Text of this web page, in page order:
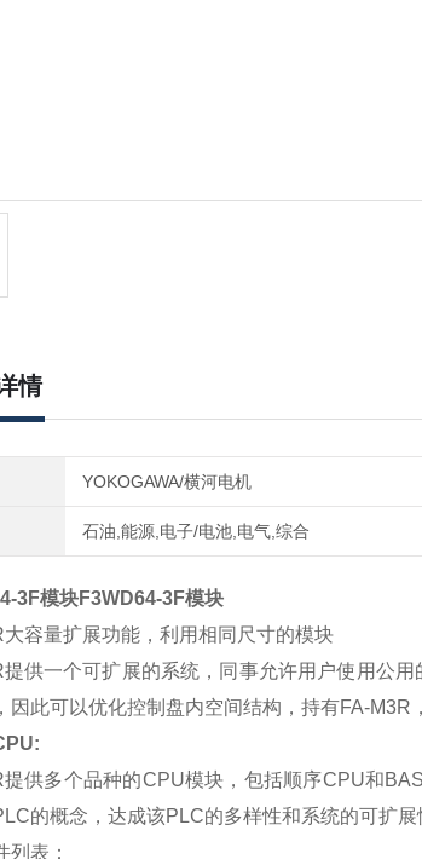
情
YOKOGAWA/横河电机
石油,能源,电子/电池,电气,综合
3F模块F3WD64-3F模块
大容量扩展功能，利用相同尺寸的模块
提供一个可扩展的系统，同事允许用户使用公
因此可以优化控制盘内空间结构，持有FA-M3R
提供多个品种的CPU模块，包括顺序CPU和
的概念，达成该PLC的多样性和系统的可扩展
列表：